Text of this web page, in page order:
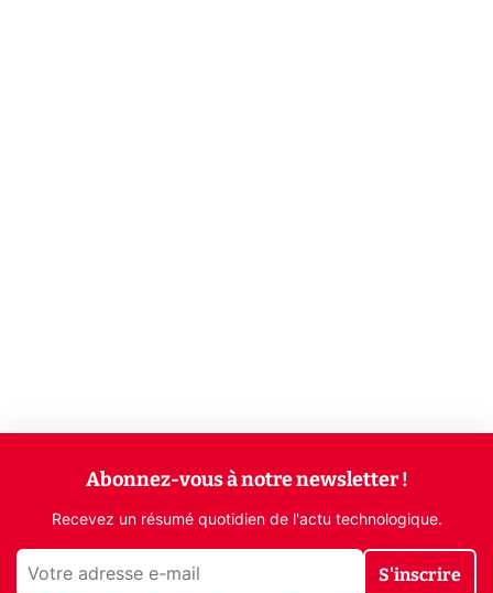
Abonnez-vous à notre newsletter !
Recevez un résumé quotidien de l'actu technologique.
S'inscrire